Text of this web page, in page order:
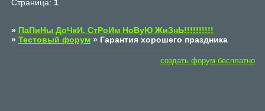
Страница: 1
» ПаПиНы ДоЧкИ. СтРоИм НоВуЮ ЖиЗнЬ!!!!!!!!!!
» Тестовый форум » Гарантия хорошего праздника
создать форум бесплатно